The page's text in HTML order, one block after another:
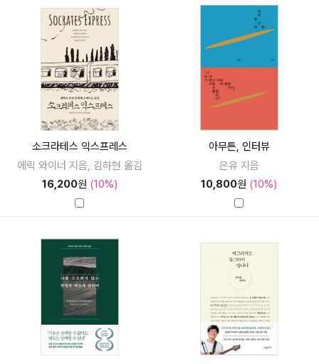
소크라테스 익스프레스
에릭 와이너 지음, 김하현 옮김
16,200원 (10%)
아무튼, 인터뷰
은유 지음
10,800원 (10%)